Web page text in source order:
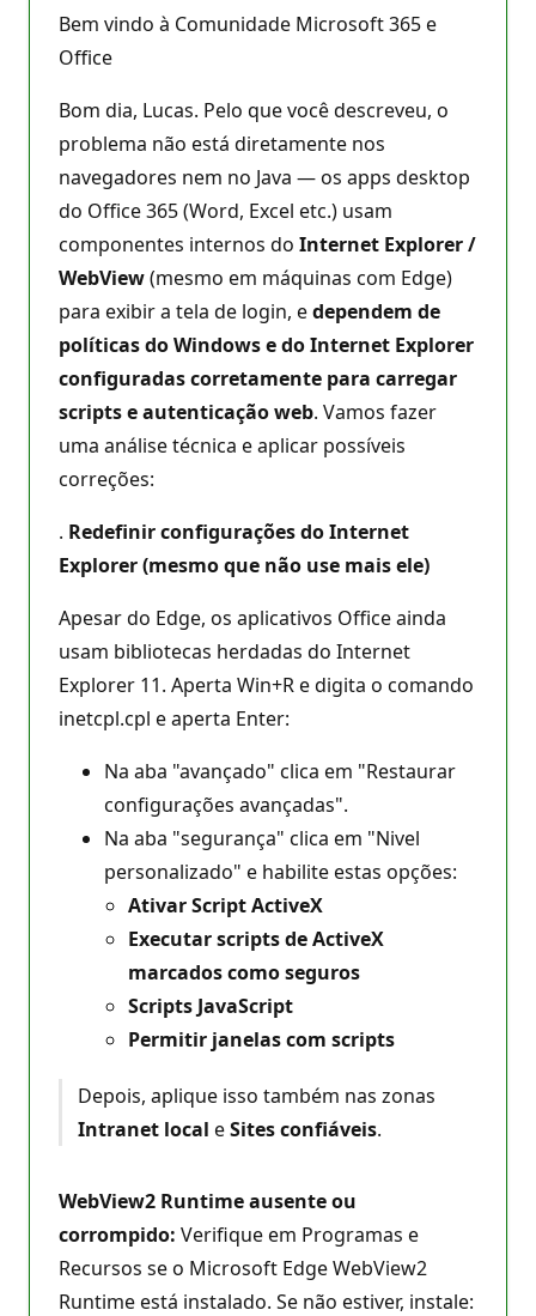
e
r
t
ç
o
Bem vindo à Comunidade Microsoft 365 e
Office
Bom dia, Lucas. Pelo que você descreveu, o
problema não está diretamente nos
navegadores nem no Java — os apps desktop
do Office 365 (Word, Excel etc.) usam
componentes internos do Internet Explorer /
WebView(mesmo em máquinas com Edge)
para exibir a tela de login, edependem de
políticas do Windows e do Internet Explorer
configuradas corretamente para carregar
scripts e autenticação web. Vamos fazer
uma análise técnica e aplicar possíveis
correções:
. Redefinir configurações do Internet
Explorer (mesmo que não use mais ele)
Apesar do Edge, os aplicativos Office ainda
usam bibliotecas herdadas do Internet
Explorer 11. Aperta Win+R e digita o comando
inetcpl.cpl e aperta Enter:
Na aba "avançado" clica em "Restaurar
configurações avançadas".
Na aba "segurança" clica em "Nivel
personalizado" e habilite estas opções:
Ativar Script ActiveX
Executar scripts de ActiveX
marcados como seguros
Scripts JavaScript
Permitir janelas com scripts
Depois, aplique isso também nas zonas
Intranet local eSites confiáveis.
WebView2 Runtime ausente ou
corrompido: Verifique em Programas e
Recursos se o Microsoft Edge WebView2
Runtime está instalado. Se não estiver, instale: